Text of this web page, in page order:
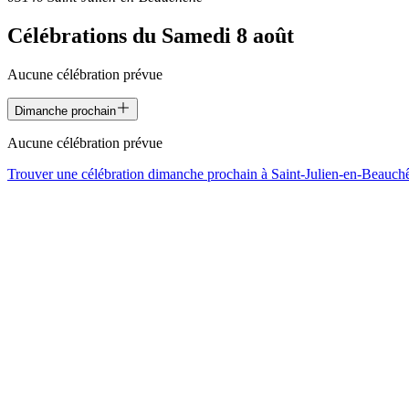
Célébrations du Samedi 8 août
Aucune célébration prévue
Dimanche prochain
Aucune célébration prévue
Trouver une célébration dimanche prochain à Saint-Julien-en-